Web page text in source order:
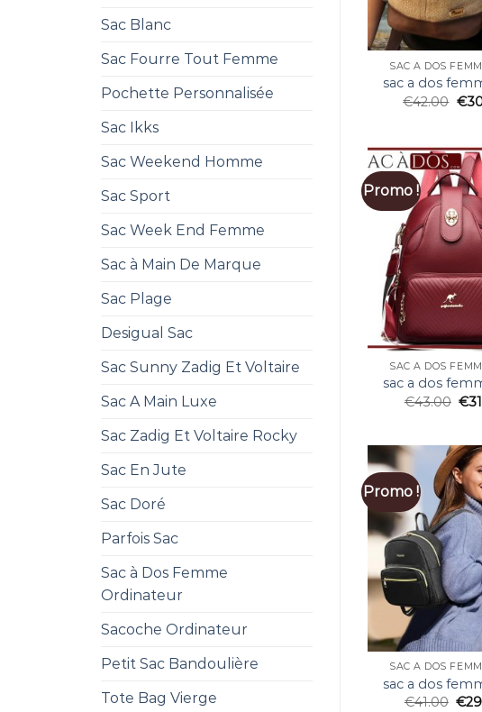
Sac Blanc
Sac Fourre Tout Femme
Pochette Personnalisée
Sac Ikks
Sac Weekend Homme
Sac Sport
Sac Week End Femme
Sac à Main De Marque
Sac Plage
Desigual Sac
Sac Sunny Zadig Et Voltaire
Sac A Main Luxe
Sac Zadig Et Voltaire Rocky
Sac En Jute
Sac Doré
Parfois Sac
Sac à Dos Femme
Ordinateur
Sacoche Ordinateur
Petit Sac Bandoulière
Tote Bag Vierge
SAC A DOS
sac a dos
€42.00 €
Promo !
SAC A DOS
sac a dos
€43.00 €
Promo !
SAC A DOS
sac a dos
€41.00 €